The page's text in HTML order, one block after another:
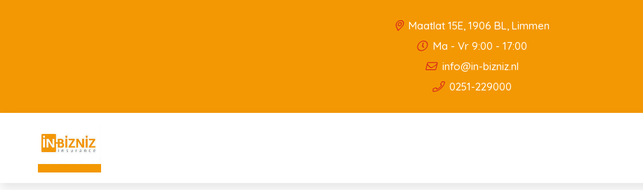
Maatlat 15E, 1906 BL, Limmen
Ma - Vr 9:00 - 17:00
info@in-bizniz.nl
0251-229000